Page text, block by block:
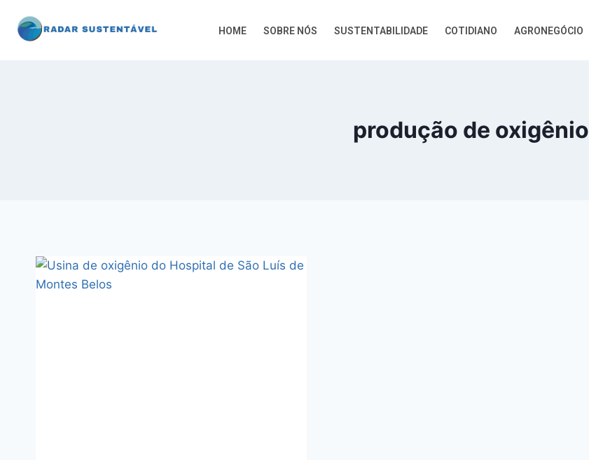
HOME SOBRE NÓS SUSTENTABILIDADE COTIDIANO AGRONEGÓCIO
produção de oxigênio